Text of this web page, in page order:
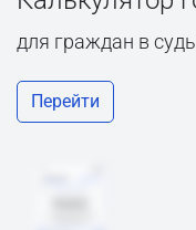
для граждан в
Перейти